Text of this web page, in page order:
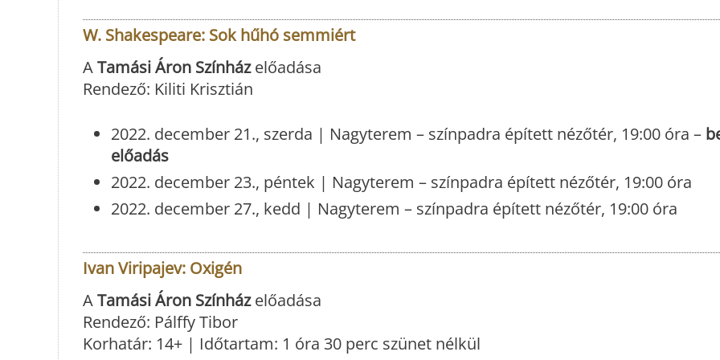
W. Shakespeare: Sok hűhó semmiért
ATamási Áron Színházelőadása
Rendező: Kiliti Krisztián
2022. december 21., szerda | Nagyterem – színpadra épített nézőtér, 19:00 óra –
előadás
2022. december 23., péntek | Nagyterem – színpadra épített nézőtér, 19:00 óra
2022. december 27., kedd | Nagyterem – színpadra épített nézőtér, 19:00 óra
Ivan Viripajev: Oxigén
ATamási Áron Színházelőadása
Rendező: Pálffy Tibor
Korhatár: 14+ | Időtartam: 1 óra 30 perc szünet nélkül